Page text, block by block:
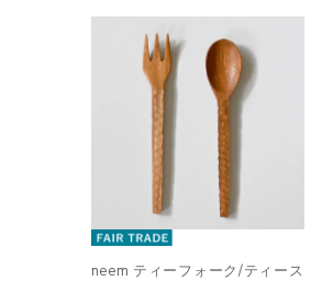
neem ティーフォーク/ティース